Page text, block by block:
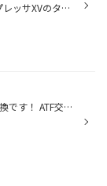
こんにちは！ 今回はインプレッサXVのタイヤ交換です！ ご来店理由はパンク。 タイヤはこんな状態でした(._.) 製造が10年以上のタイヤで使用開始も同じ年とのことでした！ ひび割れも多く危険性が高いため、4本の交換となりました！ 今回のタイヤはデイトンＤＴ３０です！ パンク時にかなりの衝撃を...
こんにちは！ 本日はATF交換です！ ATF交換をせずに使用していると、変速時のショックの原因になったり、燃費に影響が出てきます。 定期的な交換をおすすめいたします。 まずは機械を車両に設置し、交換します！ エンジンを始動させ、ATFを循環させながら交換します。 交換量を増やすほど、きれいに...